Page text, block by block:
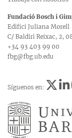
Fundació Bosch i
Edifici Juliana Morell
C/ Baldiri Reixac, 2,
+34 93 403 99 00
fbg@fbg.ub.edu
Síguenos en: